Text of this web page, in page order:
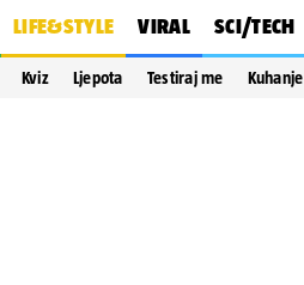
LIFE&STYLE VIRAL SCI/TECH
Kviz Ljepota Testiraj me Kuhanje